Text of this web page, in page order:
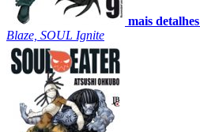
mais detalhes
Blaze, SOUL Ignite